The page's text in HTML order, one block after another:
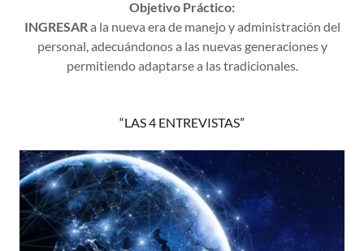
Objetivo Práctico:
INGRESARa la nueva era de manejo y administración del
personal, adecuándonos a las nuevas generaciones y
permitiendo adaptarse a las tradicionales.
“LAS 4 ENTREVISTAS”